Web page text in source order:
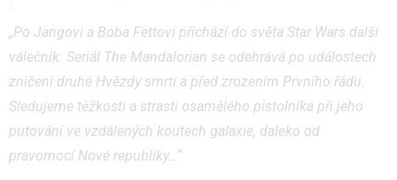
„Po Jangovi a Boba Fettovi přichází do světa Star Wars další
válečník. Seriál The Mandalorian se odehrává po událostech
zničení druhé Hvězdy smrti a před zrozením Prvního řádu.
Sledujeme těžkosti a strasti osamělého pistolníka při jeho
putování ve vzdálených koutech galaxie, daleko od
pravomocí Nové republiky…“